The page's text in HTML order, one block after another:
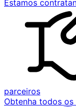
Estamos
parceiros
Obtenha todos